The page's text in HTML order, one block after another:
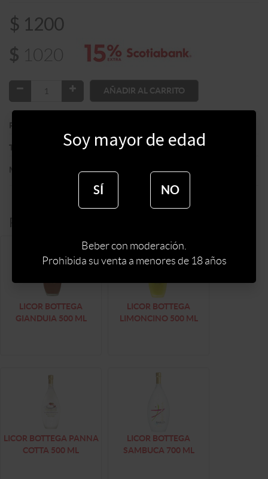
$ 1200
$ 1020
AÑADIR AL CARRITO
PAIS
TIPO DE ESPIRITUOSA:LICOR
MARCA DE ESPIRITUOSA:BOTTEGA
Productos alternativos:
LICOR BOTTEGA
GIANDUIA 500 ML
LICOR BOTTEGA
LIMONCINO 500 ML
LICOR BOTTEGA PANNA
COTTA 500 ML
LICOR BOTTEGA
SAMBUCA 700 ML
Soy mayor de edad
SÍ NO
Beber con moderación.
Prohibida su venta a menores de 18 años